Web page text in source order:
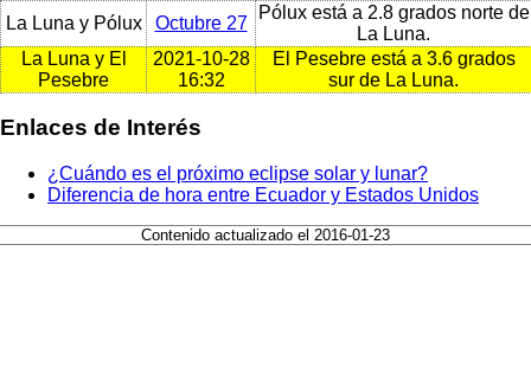
La Luna y Pólux
Octubre 27
Pólux está a 2.8 grados norte de
La Luna.
La Luna y El
Pesebre
2021-10-28
16:32
El Pesebre está a 3.6 grados
sur de La Luna.
Enlaces de Interés
¿Cuándo es el próximo eclipse solar y lunar?
Diferencia de hora entre Ecuador y Estados Unidos
Contenido actualizado el 2016-01-23